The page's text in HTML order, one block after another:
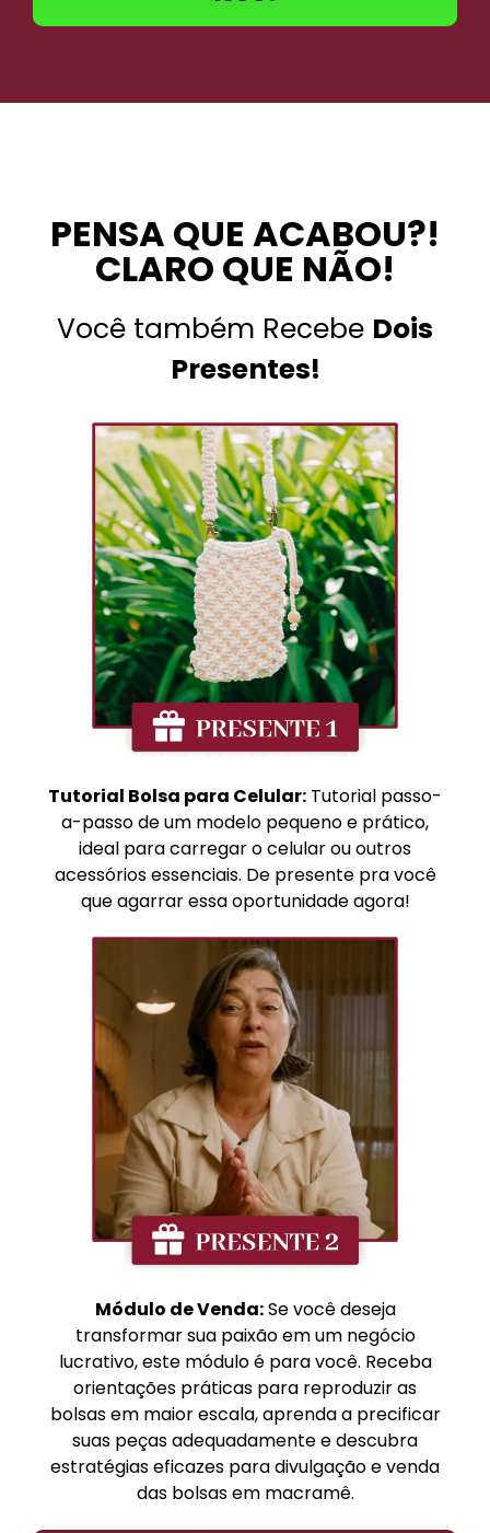
PENSA QUE ACABOU?!
CLARO QUE NÃO!
Você também Recebe Dois
Presentes!
Tutorial Bolsa para Celular: Tutorial passo-
a-passo de um modelo pequeno e prático,
ideal para carregar o celular ou outros
acessórios essenciais. De presente pra você
que agarrar essa oportunidade agora!
Módulo de Venda:Se você deseja
transformar sua paixão em um negócio
lucrativo, este módulo é para você. Receba
orientações práticas para reproduzir as
bolsas em maior escala, aprenda a precificar
suas peças adequadamente e descubra
estratégias eficazes para divulgação e venda
das bolsas em macramê.